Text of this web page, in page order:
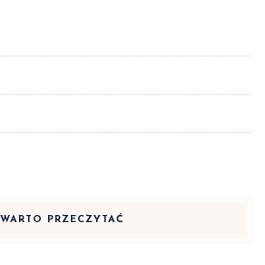
WARTO PRZECZYTAĆ